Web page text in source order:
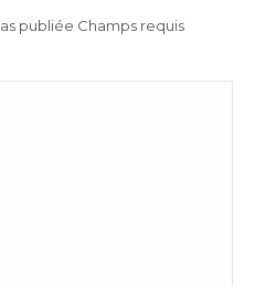
publiée Champs requis